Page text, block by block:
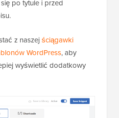
po tytule i przed
z naszejściągawki
WordPress, aby
wyświetlić dodatkowy